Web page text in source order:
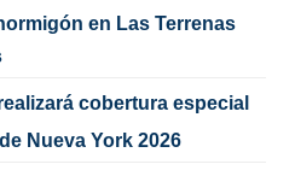
en Las Terrenas
cobertura especial
Nueva York 2026